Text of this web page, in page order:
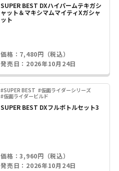
SUPER BEST DXハイパームテキガシ
ャット＆マキシマムマイティXガシャ
ット
価格：7,480円（税込）
発売日：2026年10月24日
#SUPER BEST #仮面ライダーシリーズ
#仮面ライダービルド
SUPER BEST DXフルボトルセット3
価格：3,960円（税込）
発売日：2026年10月24日